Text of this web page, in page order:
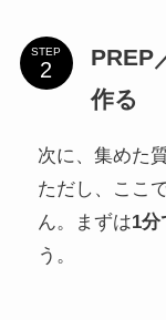
STEP
PREP
作る
次に、集めた
ただし、ここ
ん。まずは1分
う。